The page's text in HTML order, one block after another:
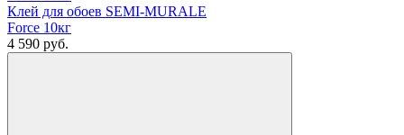
Клей для обоев SEMI-MURALE
Force 10кг
4 590 руб.